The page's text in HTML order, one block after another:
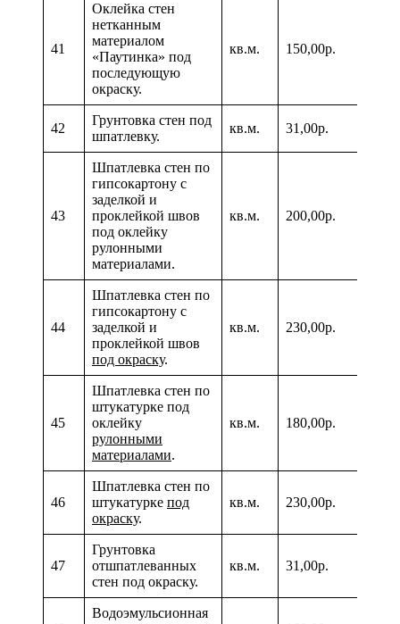
41
Оклейка стен
нетканным
материалом
«Паутинка» под
последующую
окраску.
кв.м. 150,00р.
42
Грунтовка стен под
шпатлевку.
кв.м. 31,00р.
43
Шпатлевка стен по
гипсокартону с
заделкой и
проклейкой швов
под оклейку
рулонными
материалами.
кв.м. 200,00р.
44
Шпатлевка стен по
гипсокартону с
заделкой и
проклейкой швов
под окраску.
кв.м. 230,00р.
45
Шпатлевка стен по
штукатурке под
оклейку
рулонными
материалами.
кв.м. 180,00р.
46
Шпатлевка стен по
штукатурке под
окраску.
кв.м. 230,00р.
47
Грунтовка
отшпатлеванных
стен под окраску.
кв.м. 31,00р.
Водоэмульсионная